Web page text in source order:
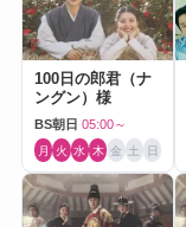
100日の郎君（ナ
ングン）様
BS朝日 05:00～
月 火 水 木 金 土 日